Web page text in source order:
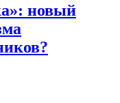
новый